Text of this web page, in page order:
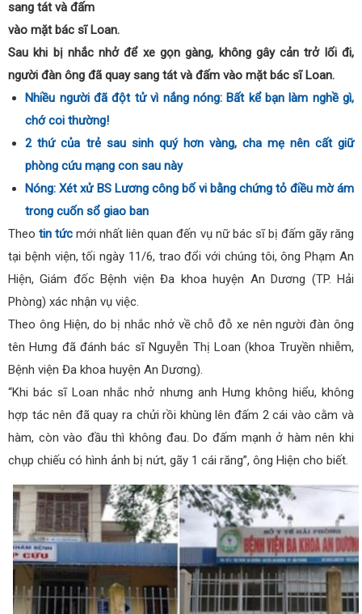
sang tát và đấm
vào mặt bác sĩ Loan.
Sau khi bị nhắc nhở để xe gọn gàng, không gây cản trở lối đi,
người đàn ông đã quay sang tát và đấm vào mặt bác sĩ Loan.
Nhiều người đã đột tử vì nắng nóng: Bất kể bạn làm nghề gì,
chớ coi thường!
2 thứ của trẻ sau sinh quý hơn vàng, cha mẹ nên cất giữ
phòng cứu mạng con sau này
Nóng: Xét xử BS Lương công bố vi bằng chứng tỏ điều mờ ám
trong cuốn sổ giao ban
Theotin tức mới nhất liên quan đến vụ nữ bác sĩ bị đấm gãy răng
tại bệnh viện, tối ngày 11/6, trao đổi với chúng tôi, ông Phạm An
Hiện, Giám đốc Bệnh viện Đa khoa huyện An Dương (TP. Hải
Phòng) xác nhận vụ việc.
Theo ông Hiện, do bị nhắc nhở về chỗ đỗ xe nên người đàn ông
tên Hưng đã đánh bác sĩ Nguyễn Thị Loan (khoa Truyền nhiễm,
Bệnh viện Đa khoa huyện An Dương).
“Khi bác sĩ Loan nhắc nhở nhưng anh Hưng không hiểu, không
hợp tác nên đã quay ra chửi rồi khùng lên đấm 2 cái vào cằm và
hàm, còn vào đầu thì không đau. Do đấm mạnh ở hàm nên khi
chụp chiếu có hình ảnh bị nứt, gãy 1 cái răng”, ông Hiện cho biết.